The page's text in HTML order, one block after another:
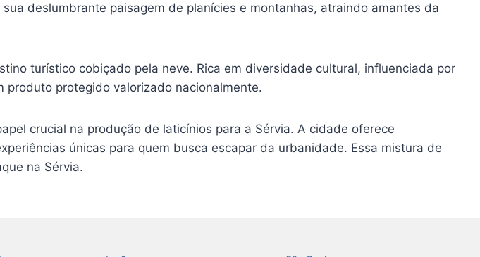
deslumbrante paisagem de planícies e montanhas, atraindo amantes da
turístico cobiçado pela neve. Rica em diversidade cultural, influenciada por
produto protegido valorizado nacionalmente.
crucial na produção de laticínios para a Sérvia. A cidade oferece
únicas para quem busca escapar da urbanidade. Essa mistura de
na Sérvia.